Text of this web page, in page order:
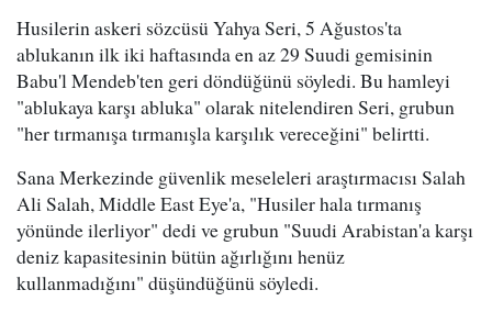
Husilerin askeri sözcüsü Yahya Seri, 5 Ağustos'ta
ablukanın ilk iki haftasında en az 29 Suudi gemisinin
Babu'l Mendeb'ten geri döndüğünü söyledi. Bu hamleyi
"ablukaya karşı abluka" olarak nitelendiren Seri, grubun
"her tırmanışa tırmanışla karşılık vereceğini" belirtti.
Sana Merkezinde güvenlik meseleleri araştırmacısı Salah
Ali Salah, Middle East Eye'a, "Husiler hala tırmanış
yönünde ilerliyor" dedi ve grubun "Suudi Arabistan'a karşı
deniz kapasitesinin bütün ağırlığını henüz
kullanmadığını" düşündüğünü söyledi.